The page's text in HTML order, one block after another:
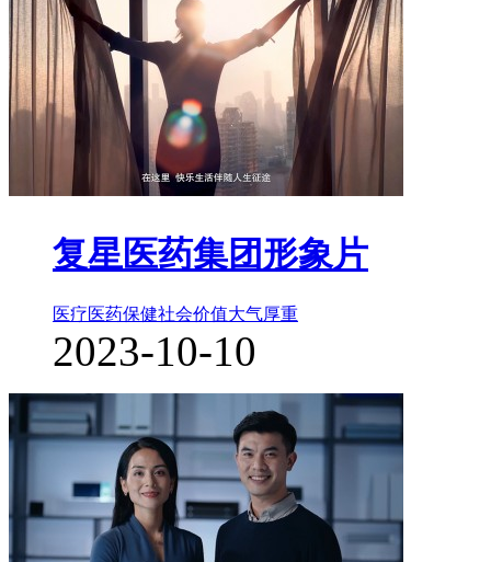
复星医药集团形象片
医疗医药保健社会价值大气厚重
2023-10-10